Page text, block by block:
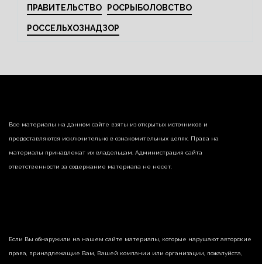
ПРАВИТЕЛЬСТВО РОСРЫБОЛОВСТВО
РОССЕЛЬХОЗНАДЗОР
Все материалы на данном сайте взяты из открытых источников и
предоставляются исключительно в ознакомительных целях. Права на
материалы принадлежат их владельцам. Администрация сайта
ответственности за содержание материала не несет.
Если Вы обнаружили на нашем сайте материалы, которые нарушают авторские
права, принадлежащие Вам, Вашей компании или организации, пожалуйста,